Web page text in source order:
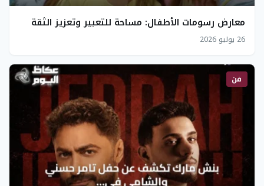
معارض رسومات الأطفال: مساحة للتعبير وتعزيز الثقة
26 يوليو 2026
فن